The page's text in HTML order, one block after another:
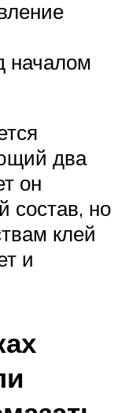
началом
два
он
состав, но
клей
и